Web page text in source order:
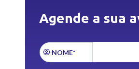
Agende a sua
NOME*